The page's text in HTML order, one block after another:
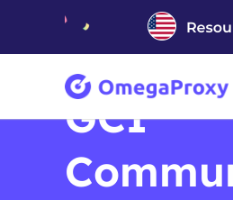
GCI